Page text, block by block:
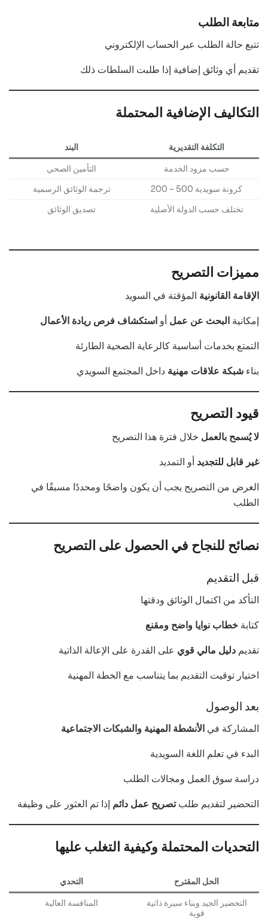
متابعة الطلب
تتبع حالة الطلب عبر الحساب الإلكتروني
تقديم أي وثائق إضافية إذا طلبت السلطات ذلك
التكاليف الإضافية المحتملة
البند التكلفة التقديرية
التأمين الصحي
حسب مزود الخدمة
ترجمة الوثائق الرسمية
200 – 500 كرونة سويدية
تصديق الوثائق
تختلف حسب الدولة الأصلية
مميزات التصريح
الإقامة القانونية المؤقتة في السويد
إمكانية البحث عن عمل أو استكشاف فرص ريادة الأعمال
التمتع بخدمات أساسية كالرعاية الصحية الطارئة
بناء شبكة علاقات مهنية داخل المجتمع السويدي
قيود التصريح
لا يُسمح بالعمل خلال فترة هذا التصريح
غير قابل للتجديد أو التمديد
الغرض من التصريح يجب أن يكون واضحًا ومحددًا مسبقًا في
الطلب
نصائح للنجاح في الحصول على التصريح
قبل التقديم
التأكد من اكتمال الوثائق ودقتها
كتابة خطاب نوايا واضح ومقنع
تقديم دليل مالي قوي على القدرة على الإعالة الذاتية
اختيار توقيت التقديم بما يتناسب مع الخطة المهنية
بعد الوصول
المشاركة في الأنشطة المهنية والشبكات الاجتماعية
البدء في تعلم اللغة السويدية
دراسة سوق العمل ومجالات الطلب
التحضير لتقديم طلبتصريح عمل دائم إذا تم العثور على وظيفة
التحديات المحتملة وكيفية التغلب عليها
التحدي الحل المقترح
المنافسة العالية
التحضير الجيد وبناء سيرة ذاتية
قوية